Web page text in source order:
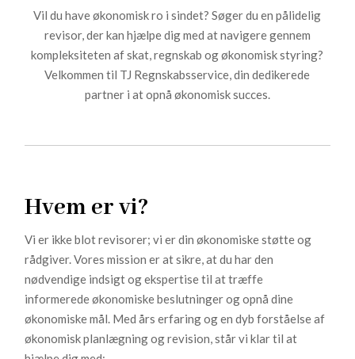
Vil du have økonomisk ro i sindet? Søger du en pålidelig
revisor, der kan hjælpe dig med at navigere gennem
kompleksiteten af skat, regnskab og økonomisk styring?
Velkommen til TJ Regnskabsservice, din dedikerede
partner i at opnå økonomisk succes.
Hvem er vi?
Vi er ikke blot revisorer; vi er din økonomiske støtte og
rådgiver. Vores mission er at sikre, at du har den
nødvendige indsigt og ekspertise til at træffe
informerede økonomiske beslutninger og opnå dine
økonomiske mål. Med års erfaring og en dyb forståelse af
økonomisk planlægning og revision, står vi klar til at